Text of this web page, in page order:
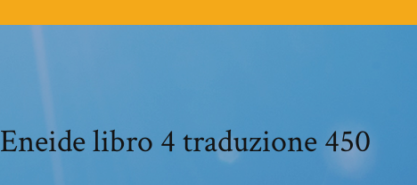
Eneide libro 4 traduzione 450